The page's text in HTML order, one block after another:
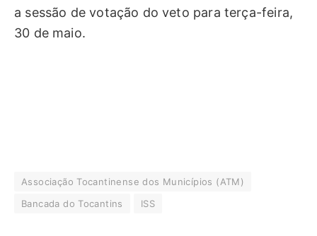
a sessão de votação do veto para terça-feira,
30 de maio.
Associação Tocantinense dos Municípios (ATM)
Bancada do Tocantins
ISS